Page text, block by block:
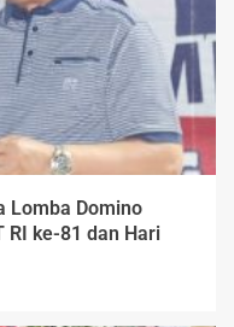
Lomba Domino
RI ke-81 dan Hari